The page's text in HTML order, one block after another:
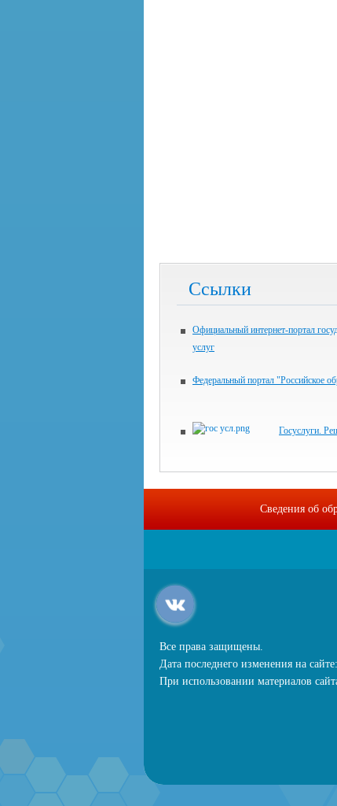
Ссылки
Официальный интернет-портал
услуг
Федеральный портал "Российское
Госуслуги.
Сведения об
Все права защищены.
Дата последнего изменения на
При использовании материалов